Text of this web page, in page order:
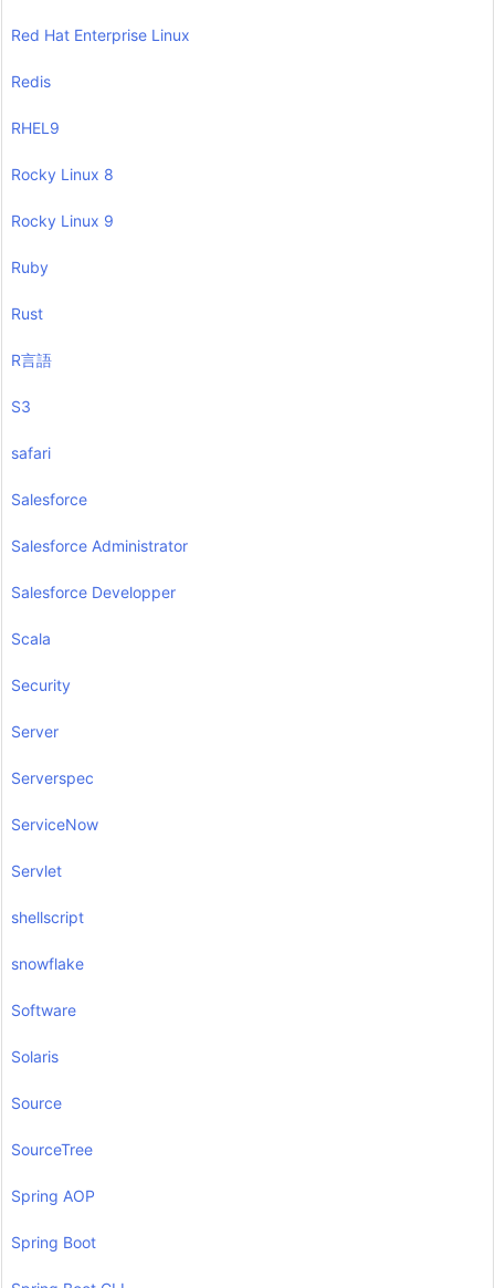
Red Hat Enterprise Linux
Redis
RHEL9
Rocky Linux 8
Rocky Linux 9
Ruby
Rust
R言語
S3
safari
Salesforce
Salesforce Administrator
Salesforce Developper
Scala
Security
Server
Serverspec
ServiceNow
Servlet
shellscript
snowflake
Software
Solaris
Source
SourceTree
Spring AOP
Spring Boot